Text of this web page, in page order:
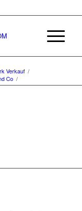
Verkauf /
Co /